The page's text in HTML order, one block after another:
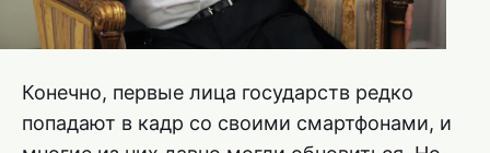
Конечно, первые лица государств редко
попадают в кадр со своими смартфонами, и